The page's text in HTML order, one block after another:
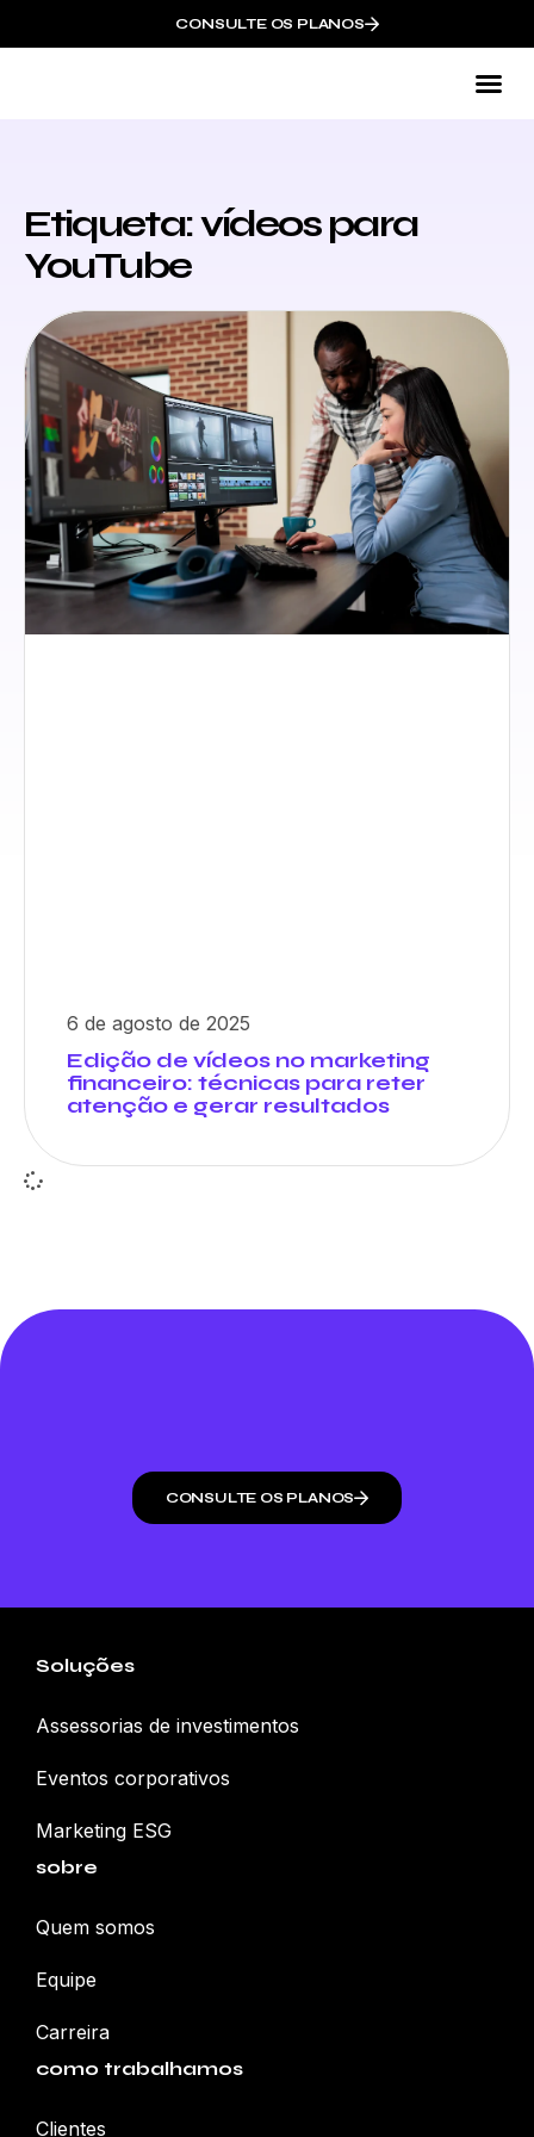
CONSULTE OS PLANOS
Etiqueta: vídeos para
YouTube
6 de agosto de 2025
Edição de vídeos no marketing
financeiro: técnicas para reter
atenção e gerar resultados
CONSULTE OS PLANOS
Soluções
Assessorias de investimentos
Eventos corporativos
Marketing ESG
sobre
Quem somos
Equipe
Carreira
como trabalhamos
Clientes